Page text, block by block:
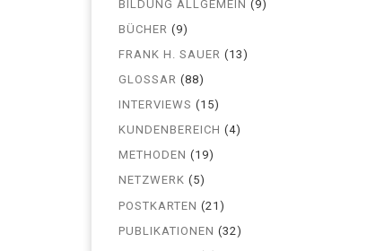
BILDUNG ALLGEMEIN (9)
BÜCHER (9)
FRANK H. SAUER (13)
GLOSSAR (88)
INTERVIEWS (15)
KUNDENBEREICH (4)
METHODEN (19)
NETZWERK (5)
POSTKARTEN (21)
PUBLIKATIONEN (32)